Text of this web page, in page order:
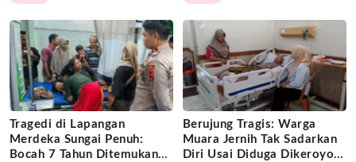
Tragedi di Lapangan
Merdeka Sungai Penuh:
Bocah 7 Tahun Ditemukan
Berujung Tragis: Warga
Muara Jernih Tak Sadarkan
Diri Usai Diduga Dikeroyok